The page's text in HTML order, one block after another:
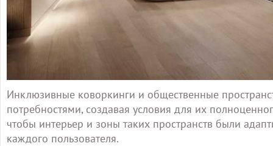
Инклюзивные коворкинги и общественные
потребностями, создавая условия для их
чтобы интерьер и зоны таких пространств были
каждого пользователя.